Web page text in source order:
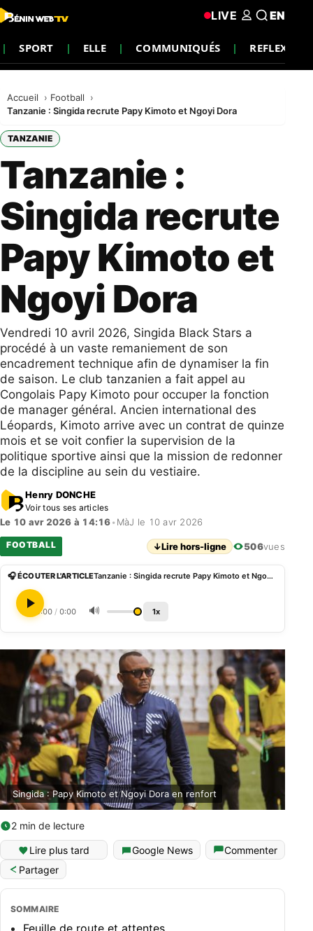
SPORT ELLE COMMUNIQUÉS REFLEXION
LIVE EN
Accueil
Football
Tanzanie : Singida recrute Papy Kimoto et Ngoyi Dora
TANZANIE
Tanzanie :
Singida recrute
Papy Kimoto et
Ngoyi Dora
Vendredi 10 avril 2026, Singida Black Stars a
procédé à un vaste remaniement de son
encadrement technique afin de dynamiser la fin
de saison. Le club tanzanien a fait appel au
Congolais Papy Kimoto pour occuper la fonction
de manager général. Ancien international des
Léopards, Kimoto arrive avec un contrat de quinze
mois et se voit confier la supervision de la
politique sportive ainsi que la mission de redonner
de la discipline au sein du vestiaire.
Henry DONCHE
Voir tous ses articles
Le 10 avr 2026 à 14:16• MàJ le 10 avr 2026
FOOTBALL ↓Lire hors-ligne 506vues
🎧 ÉCOUTER L'ARTICLE Tanzanie : Singida recrute Papy Kimoto et Ngoyi Dora
0:00 / 0:00 🔊 1x
Singida : Papy Kimoto et Ngoyi Dora en renfort
2 min de lecture
Lire plus tard Google News
Commenter
Partager
SOMMAIRE